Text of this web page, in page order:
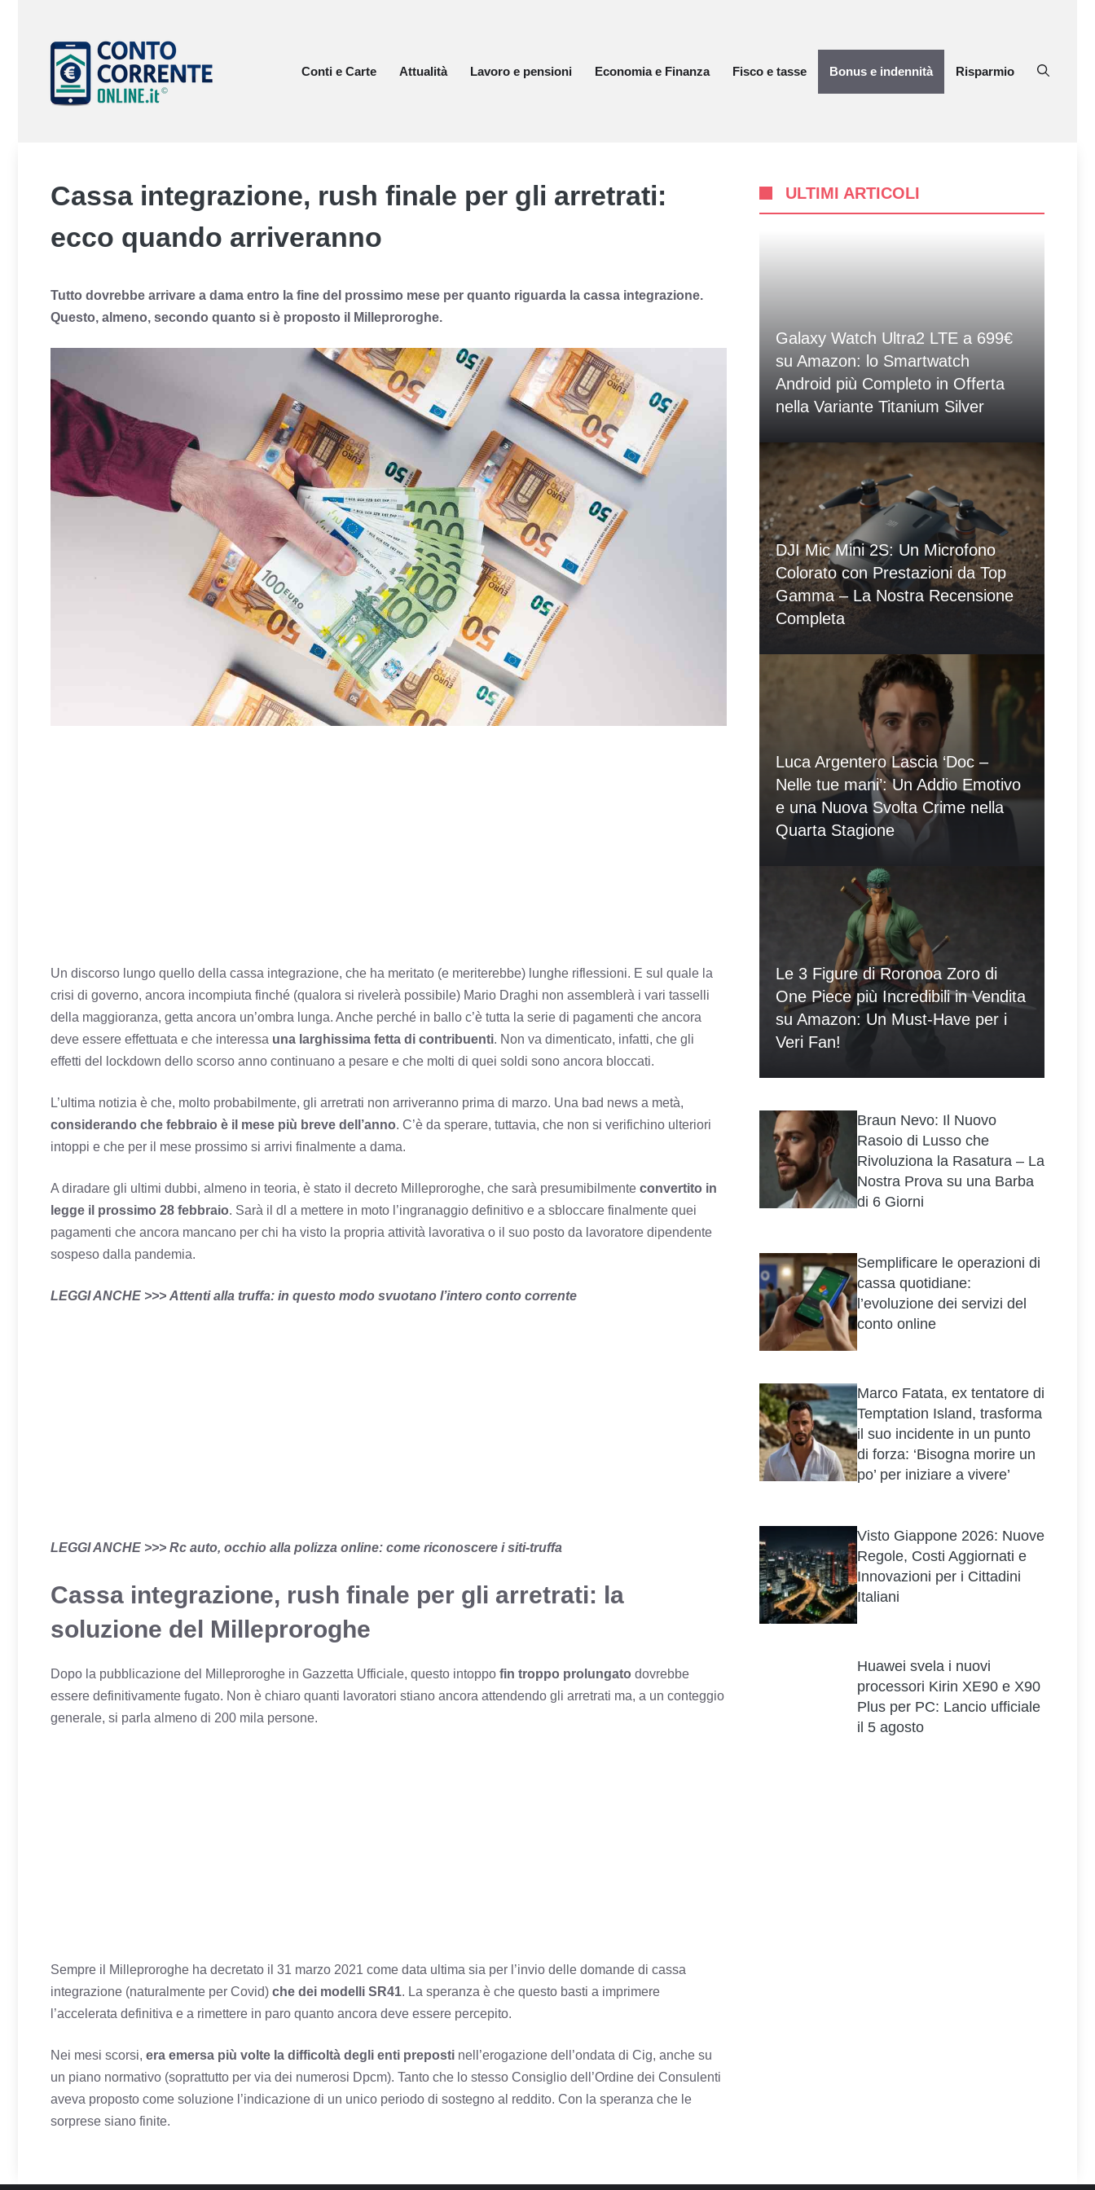
contenuto
Conti e Carte
Attualità Lavoro e pensioni Economia e Finanza Fisco e tasse Bonus e indennità Risparmio
Cassa integrazione, rush finale per gli arretrati:
ecco quando arriveranno
Tutto dovrebbe arrivare a dama entro la fine del prossimo mese per quanto riguarda la cassa integrazione.
Questo, almeno, secondo quanto si è proposto il Milleproroghe.
Un discorso lungo quello della cassa integrazione, che ha meritato (e meriterebbe) lunghe riflessioni. E sul quale la
crisi di governo, ancora incompiuta finché (qualora si rivelerà possibile) Mario Draghi non assemblerà i vari tasselli
della maggioranza, getta ancora un’ombra lunga. Anche perché in ballo c’è tutta la serie di pagamenti che ancora
deve essere effettuata e che interessa una larghissima fetta di contribuenti. Non va dimenticato, infatti, che gli
effetti del lockdown dello scorso anno continuano a pesare e che molti di quei soldi sono ancora bloccati.
L’ultima notizia è che, molto probabilmente, gli arretrati non arriveranno prima di marzo. Una bad news a metà,
considerando che febbraio è il mese più breve dell’anno. C’è da sperare, tuttavia, che non si verifichino ulteriori
intoppi e che per il mese prossimo si arrivi finalmente a dama.
A diradare gli ultimi dubbi, almeno in teoria, è stato il decreto Milleproroghe, che sarà presumibilmente convertito in
legge il prossimo 28 febbraio. Sarà il dl a mettere in moto l’ingranaggio definitivo e a sbloccare finalmente quei
pagamenti che ancora mancano per chi ha visto la propria attività lavorativa o il suo posto da lavoratore dipendente
sospeso dalla pandemia.
LEGGI ANCHE >>> Attenti alla truffa: in questo modo svuotano l’intero conto corrente
LEGGI ANCHE >>> Rc auto, occhio alla polizza online: come riconoscere i siti-truffa
Cassa integrazione, rush finale per gli arretrati: la
soluzione del Milleproroghe
Dopo la pubblicazione del Milleproroghe in Gazzetta Ufficiale, questo intoppo fin troppo prolungato dovrebbe
essere definitivamente fugato. Non è chiaro quanti lavoratori stiano ancora attendendo gli arretrati ma, a un conteggio
generale, si parla almeno di 200 mila persone.
Sempre il Milleproroghe ha decretato il 31 marzo 2021 come data ultima sia per l’invio delle domande di cassa
integrazione (naturalmente per Covid) che dei modelli SR41. La speranza è che questo basti a imprimere
l’accelerata definitiva e a rimettere in paro quanto ancora deve essere percepito.
Nei mesi scorsi, era emersa più volte la difficoltà degli enti preposti nell’erogazione dell’ondata di Cig, anche su
un piano normativo (soprattutto per via dei numerosi Dpcm). Tanto che lo stesso Consiglio dell’Ordine dei Consulenti
aveva proposto come soluzione l’indicazione di un unico periodo di sostegno al reddito. Con la speranza che le
sorprese siano finite.
ULTIMI ARTICOLI
Galaxy Watch Ultra2 LTE a 699€
su Amazon: lo Smartwatch
Android più Completo in Offerta
nella Variante Titanium Silver
DJI Mic Mini 2S: Un Microfono
Colorato con Prestazioni da Top
Gamma – La Nostra Recensione
Completa
Luca Argentero Lascia ‘Doc –
Nelle tue mani’: Un Addio Emotivo
e una Nuova Svolta Crime nella
Quarta Stagione
Le 3 Figure di Roronoa Zoro di
One Piece più Incredibili in Vendita
su Amazon: Un Must-Have per i
Veri Fan!
Braun Nevo: Il Nuovo
Rasoio di Lusso che
Rivoluziona la Rasatura – La
Nostra Prova su una Barba
di 6 Giorni
Semplificare le operazioni di
cassa quotidiane:
l’evoluzione dei servizi del
conto online
Marco Fatata, ex tentatore di
Temptation Island, trasforma
il suo incidente in un punto
di forza: ‘Bisogna morire un
po’ per iniziare a vivere’
Visto Giappone 2026: Nuove
Regole, Costi Aggiornati e
Innovazioni per i Cittadini
Italiani
Huawei svela i nuovi
processori Kirin XE90 e X90
Plus per PC: Lancio ufficiale
il 5 agosto